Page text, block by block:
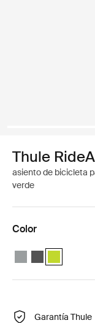
Thule
asiento de bicicleta
verde
Color
Thule RideAlong Lite
Thule RideAlong
Thule
Garantía Thule